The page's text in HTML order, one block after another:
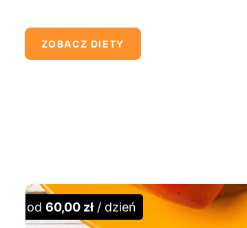
ZOBACZ DIETY
od 60,00 zł / dzień